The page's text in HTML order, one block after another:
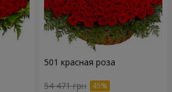
501 красная роза
54 471 грн